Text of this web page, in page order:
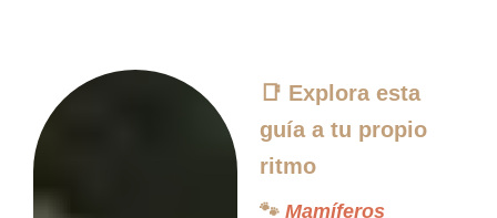
📑 Explora esta
guía a tu propio
ritmo
🐾 Mamíferos